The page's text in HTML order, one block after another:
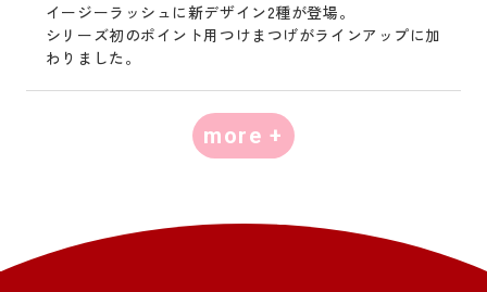
イージーラッシュに新デザイン2種が登場。
シリーズ初のポイント用つけまつげがラインアップに加
わりました。
more +